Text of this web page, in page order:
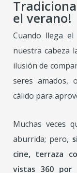
el verano!
Cuando llega
nuestra cabeza
ilusión de
seres amados,
cálido para
Muchas veces
aburrida; pero,
cine, terraza
vistas 360 por